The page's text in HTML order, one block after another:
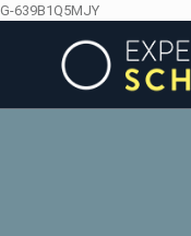
G-639B1Q5MJY